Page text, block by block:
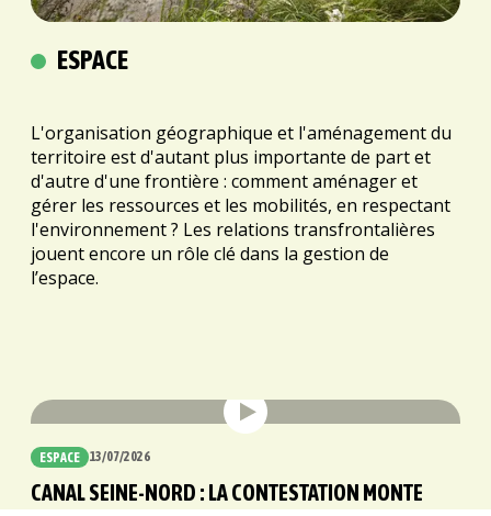
ESPACE
L'organisation géographique et l'aménagement du
territoire est d'autant plus importante de part et
d'autre d'une frontière : comment aménager et
gérer les ressources et les mobilités, en respectant
l'environnement ? Les relations transfrontalières
jouent encore un rôle clé dans la gestion de
l’espace.
ESPACE 13/07/2026
CANAL SEINE-NORD : LA CONTESTATION MONTE